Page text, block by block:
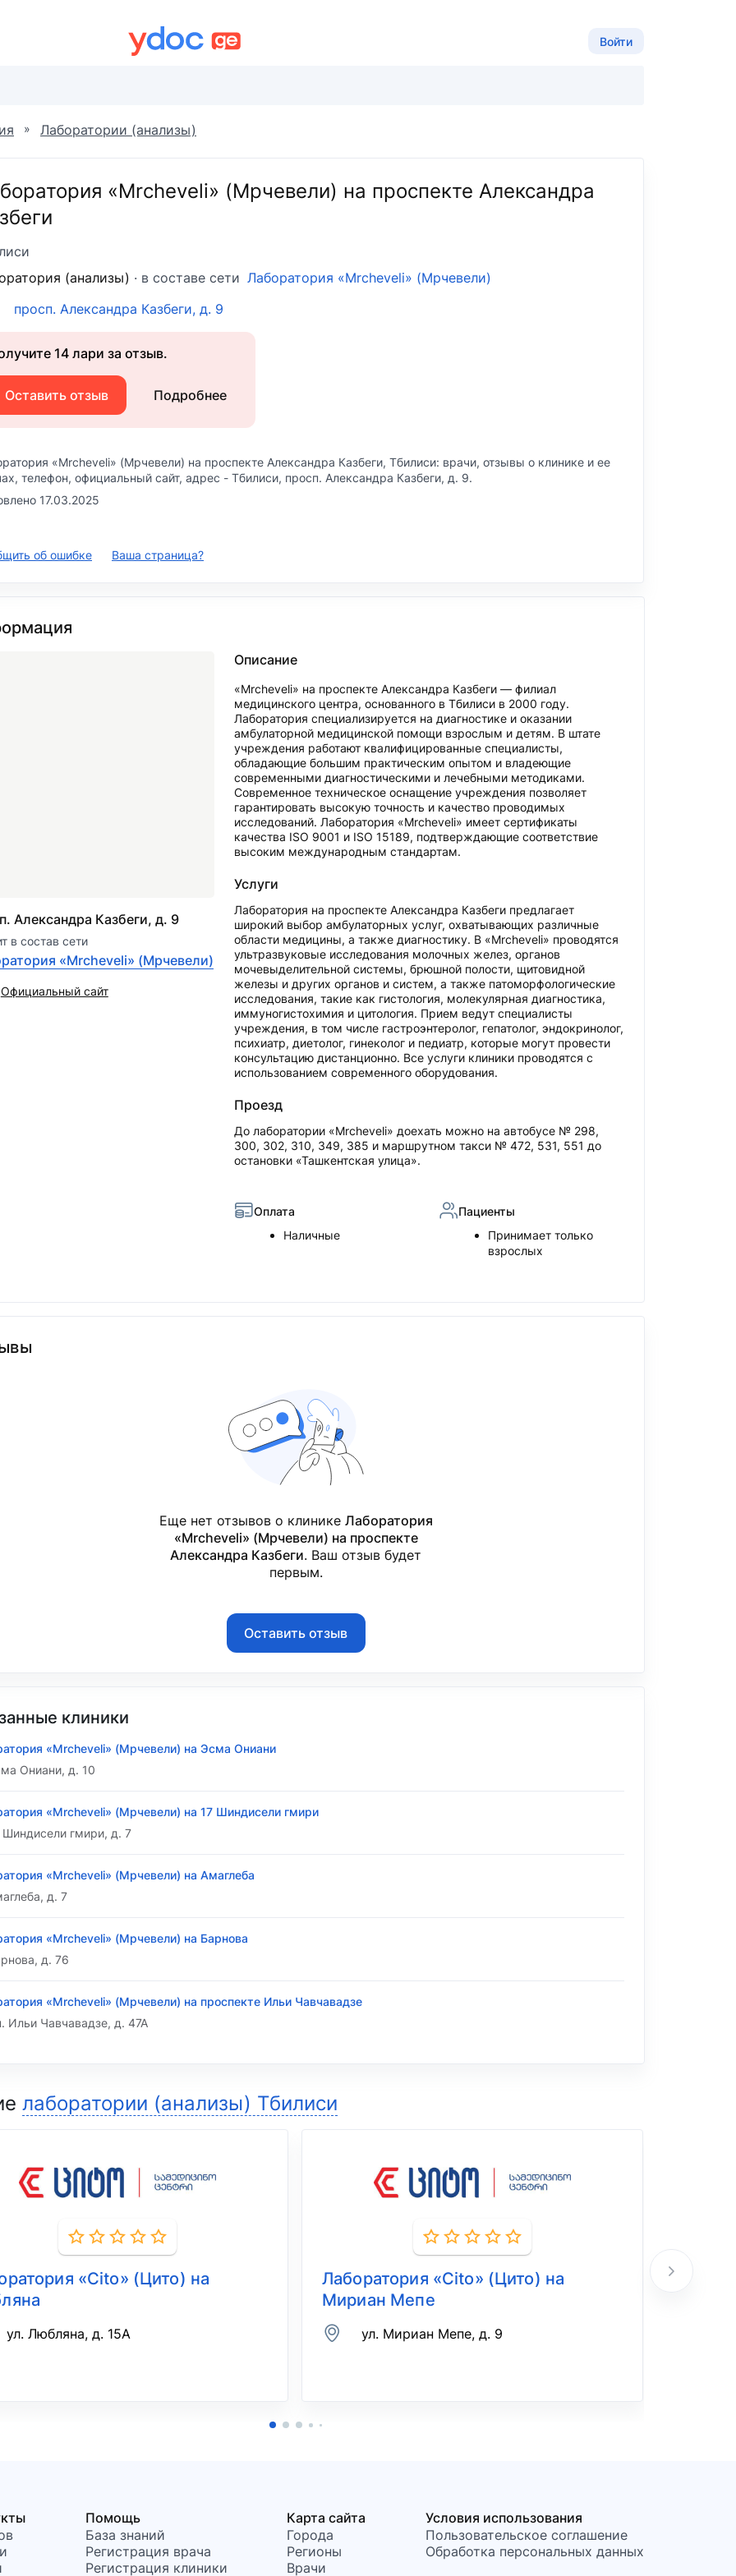
Войти
» Лаборатории (анализы)
«Mrcheveli» (Мрчевели) на проспекте Александра
(анализы) · в составе сети Лаборатория «Mrcheveli» (Мрчевели)
просп. Александра Казбеги, д. 9
14 лари за отзыв.
Оставить отзыв Подробнее
«Mrcheveli» (Мрчевели) на проспекте Александра Казбеги, Тбилиси: врачи, отзывы о клинике и ее
телефон, официальный сайт, адрес - Тбилиси, просп. Александра Казбеги, д. 9.
17.03.2025
об ошибке Ваша страница?
Александра Казбеги, д. 9
в состав сети
«Mrcheveli» (Мрчевели)
Официальный сайт
Описание
«Mrcheveli» на проспекте Александра Казбеги — филиал
медицинского центра, основанного в Тбилиси в 2000 году.
Лаборатория специализируется на диагностике и оказании
амбулаторной медицинской помощи взрослым и детям. В штате
учреждения работают квалифицированные специалисты,
обладающие большим практическим опытом и владеющие
современными диагностическими и лечебными методиками.
Современное техническое оснащение учреждения позволяет
гарантировать высокую точность и качество проводимых
исследований. Лаборатория «Mrcheveli» имеет сертификаты
качества ISO 9001 и ISO 15189, подтверждающие соответствие
высоким международным стандартам.
Услуги
Лаборатория на проспекте Александра Казбеги предлагает
широкий выбор амбулаторных услуг, охватывающих различные
области медицины, а также диагностику. В «Mrcheveli» проводятся
ультразвуковые исследования молочных желез, органов
мочевыделительной системы, брюшной полости, щитовидной
железы и других органов и систем, а также патоморфологические
исследования, такие как гистология, молекулярная диагностика,
иммуногистохимия и цитология. Прием ведут специалисты
учреждения, в том числе гастроэнтеролог, гепатолог, эндокринолог,
психиатр, диетолог, гинеколог и педиатр, которые могут провести
консультацию дистанционно. Все услуги клиники проводятся с
использованием современного оборудования.
Проезд
До лаборатории «Mrcheveli» доехать можно на автобусе № 298,
300, 302, 310, 349, 385 и маршрутном такси № 472, 531, 551 до
остановки «Ташкентская улица».
Оплата
Наличные
Пациенты
Принимает только
взрослых
Еще нет отзывов о клинике Лаборатория
«Mrcheveli» (Мрчевели) на проспекте
Александра Казбеги. Ваш отзыв будет
первым.
Оставить отзыв
клиники
«Mrcheveli» (Мрчевели) на Эсма Ониани
Ониани, д. 10
«Mrcheveli» (Мрчевели) на 17 Шиндисели гмири
Шиндисели гмири, д. 7
«Mrcheveli» (Мрчевели) на Амаглеба
д. 7
«Mrcheveli» (Мрчевели) на Барнова
д. 76
«Mrcheveli» (Мрчевели) на проспекте Ильи Чавчавадзе
Ильи Чавчавадзе, д. 47А
лаборатории (анализы) Тбилиси
«Cito» (Цито) на
ул. Любляна, д. 15А
Лаборатория «Cito» (Цито) на
Мириан Мепе
ул. Мириан Мепе, д. 9
Помощь
База знаний
Регистрация врача
Регистрация клиники
Карта сайта
Города
Регионы
Врачи
Условия использования
Пользовательское соглашение
Обработка персональных данных